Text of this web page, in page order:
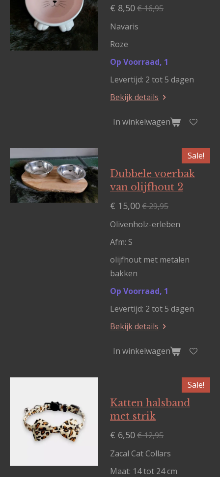
€ 8,50€ 16,95
Navaris
Roze
Op Voorraad, 1
Levertijd: 2 tot 5 dagen
Bekijk details
In winkelwagen
Sale!
Dubbele voerbak
van olijfhout 2
€ 15,00€ 29,95
Olivenholz-erleben
Afm: S
olijfhout met metalen
bakken
Op Voorraad, 1
Levertijd: 2 tot 5 dagen
Bekijk details
In winkelwagen
Sale!
Katten halsband
met strik
€ 6,50€ 12,95
Zacal Cat Collars
Maat: 14 tot 24 cm